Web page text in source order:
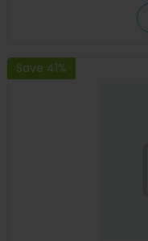
Save 41%